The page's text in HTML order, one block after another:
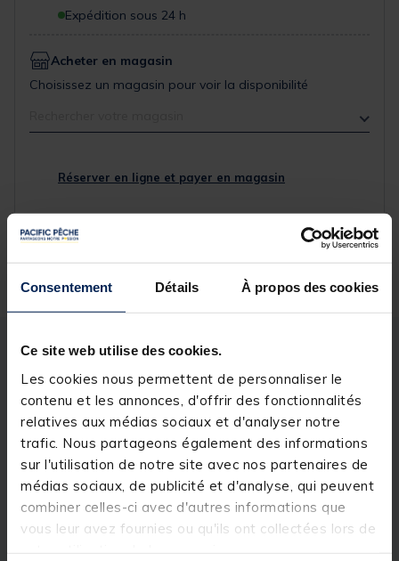
Consentement Détails À propos des cookies
Ce site web utilise des cookies.
Les cookies nous permettent de personnaliser le
contenu et les annonces, d'offrir des fonctionnalités
relatives aux médias sociaux et d'analyser notre
trafic. Nous partageons également des informations
sur l'utilisation de notre site avec nos partenaires de
médias sociaux, de publicité et d'analyse, qui peuvent
combiner celles-ci avec d'autres informations que
vous leur avez fournies ou qu'ils ont collectées lors de
Expédition sous 24 h
Acheter en magasin
Choisissez un magasin pour voir la disponibilité
Réserver en ligne et payer en magasin
Retour gratuit, 1 mois pour changer d’avis
Description Spécifications
Description & détails
Description
Ces nouveaux « guide fils » ou repères de ligne sont
bourrés d’innovations qui améliorent grandement la
pêche. La forme cylindrique est très visible sans avoir
un volume exagéré, proposées en 3 diamètres pour